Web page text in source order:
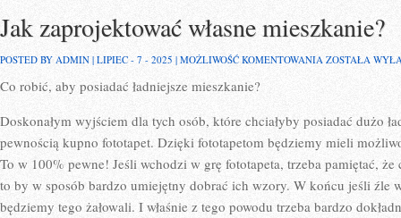
Jak zaprojektować własne mieszkanie?
POSTED BY ADMIN | LIPIEC - 7 - 2025 | MOŻLIWOŚĆ KOMENTOWANIA JAK
ZOSTAŁA
Co robić, aby posiadać ładniejsze mieszkanie?
Doskonałym wyjściem dla tych osób, które chciałyby posiadać dużo
pewnością kupno fototapet. Dzięki fototapetom będziemy mieli
To w 100% pewne! Jeśli wchodzi w grę fototapeta, trzeba pamiętać,
to by w sposób bardzo umiejętny dobrać ich wzory. W końcu jeśli źle
będziemy tego żałowali. I właśnie z tego powodu trzeba bardzo